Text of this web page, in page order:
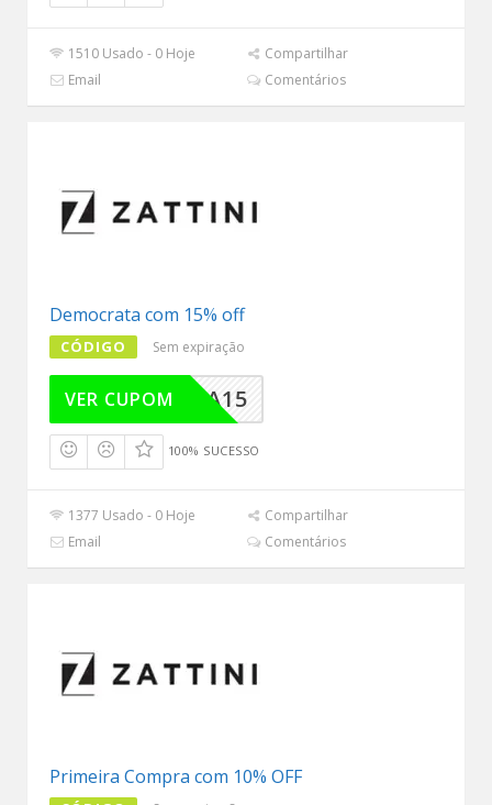
1510 Usado - 0 Hoje
Compartilhar
Email
Comentários
Democrata com 15% off
CÓDIGO Sem expiração
OCRATA15
VER CUPOM
100% SUCESSO
1377 Usado - 0 Hoje
Compartilhar
Email
Comentários
Primeira Compra com 10% OFF